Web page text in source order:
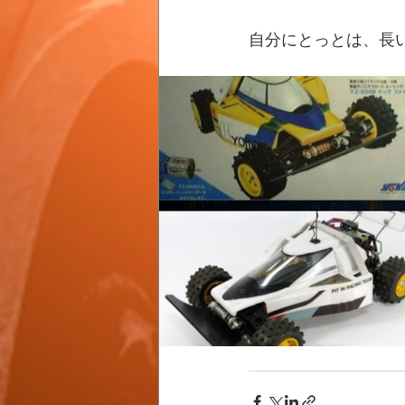
自分にとっとは、長